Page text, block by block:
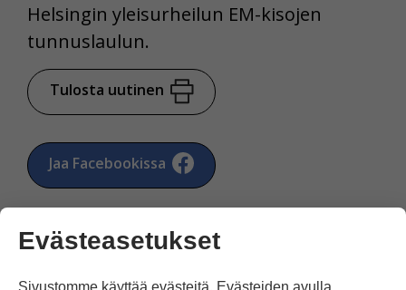
Helsingin yleisurheilun EM-kisojen
tunnuslaulun.
Tulosta uutinen
Jaa Facebookissa
Evästeasetukset
Sivustomme käyttää evästeitä. Evästeiden avulla